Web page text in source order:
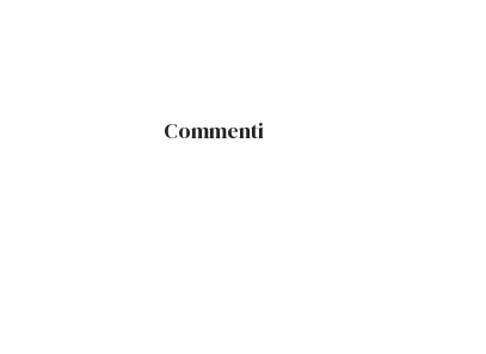
Commenti